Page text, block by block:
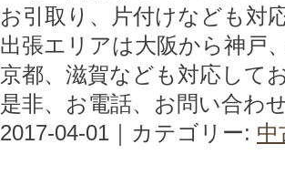
お引取り、片付けなども対
出張エリアは大阪から神戸
京都、滋賀なども対応して
是非、お電話、お問い合わ
2017-04-01｜カテゴリー: 中